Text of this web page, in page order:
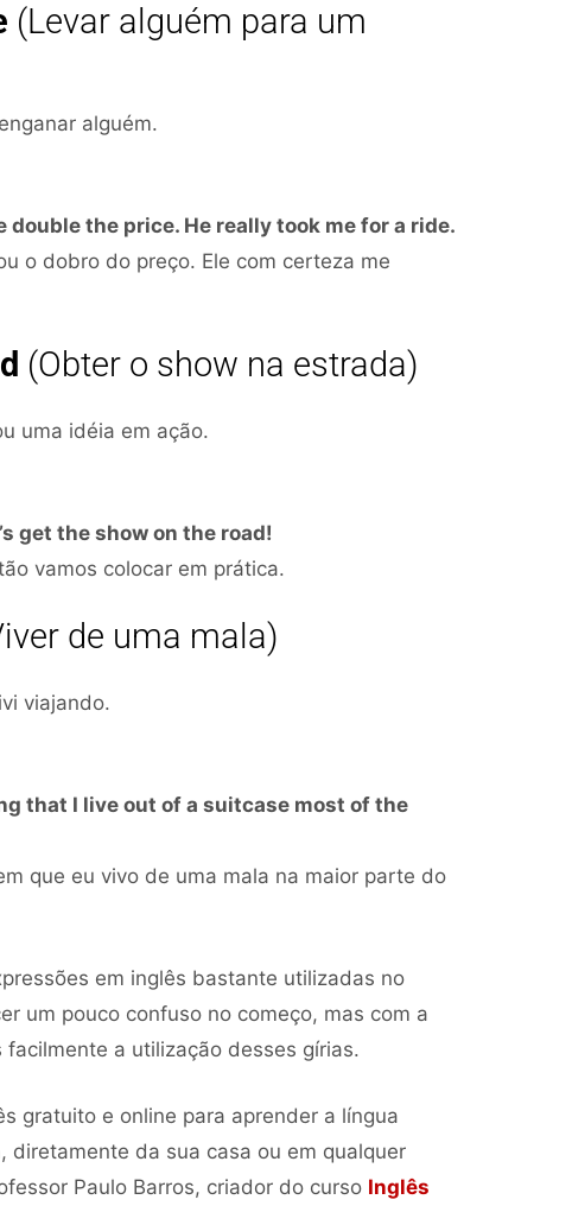
(Levar alguém para um
alguém.
the price. He really took me for a ride.
o dobro do preço. Ele com certeza me
(Obter o show na estrada)
uma idéia em ação.
get the show on the road!
vamos colocar em prática.
de uma mala)
viajando.
that I live out of a suitcase most of the
que eu vivo de uma mala na maior parte do
em inglês bastante utilizadas no
um pouco confuso no começo, mas com a
a utilização desses gírias.
gratuito e online para aprender a língua
da sua casa ou em qualquer
Paulo Barros, criador do curso Inglês